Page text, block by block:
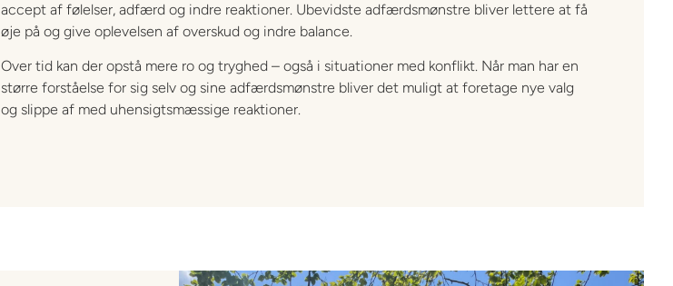
accept af følelser, adfærd og indre reaktioner. Ubevidste adfærdsmønstre bliver lettere at få
øje på og give oplevelsen af overskud og indre balance.
Over tid kan der opstå mere ro og tryghed – også i situationer med konflikt. Når man har en
større forståelse for sig selv og sine adfærdsmønstre bliver det muligt at foretage nye valg
og slippe af med uhensigtsmæssige reaktioner.